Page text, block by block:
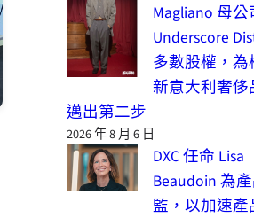
Magliano 母公
Underscore
多數股權，為
新意大利奢侈
邁出第二步
2026 年 8 月 6 日
DXC 任命 Lisa
Beaudoin 為
監，以加速產